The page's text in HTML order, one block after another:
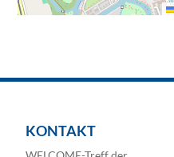
KONTAKT